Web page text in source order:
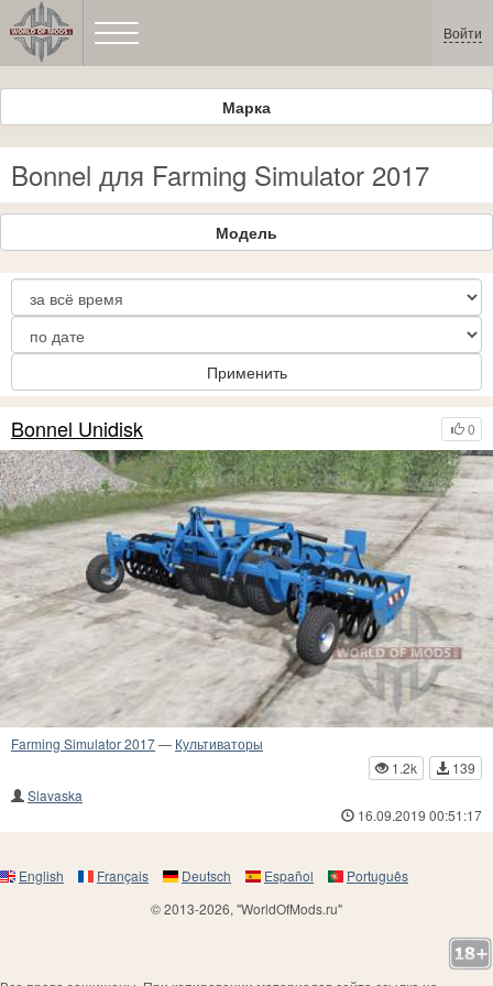
Войти
Марка
Bonnel для Farming Simulator 2017
Модель
Применить
0
Bonnel Unidisk
Farming Simulator 2017— Культиваторы
1.2k
139
Slavaska
16.09.2019 00:51:17
English Français Deutsch Español
Português
© 2013-2026, "WorldOfMods.ru"